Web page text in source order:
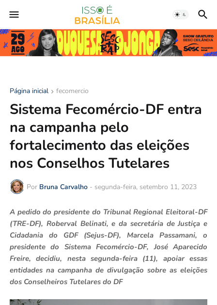
Página inicial fecomercio
Sistema Fecomércio-DF entra
na campanha pelo
fortalecimento das eleições
nos Conselhos Tutelares
Por Bruna Carvalho - segunda-feira, setembro 11, 2023
A pedido do presidente do Tribunal Regional Eleitoral-DF
(TRE-DF), Roberval Belinati, e da secretária de Justiça e
Cidadania do GDF (Sejus-DF), Marcela Passamani, o
presidente do Sistema Fecomércio-DF, José Aparecido
Freire, decidiu, nesta segunda-feira (11), apoiar essas
entidades na campanha de divulgação sobre as eleições
dos Conselheiros Tutelares do DF